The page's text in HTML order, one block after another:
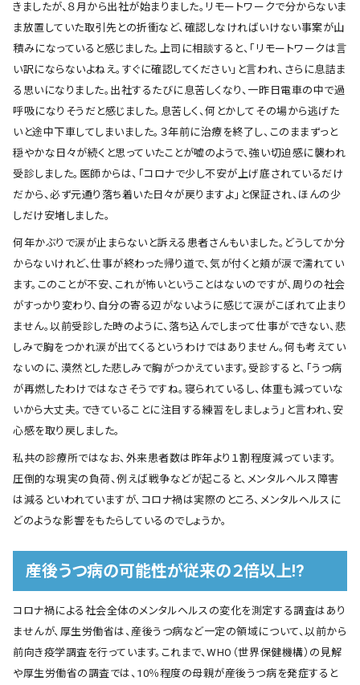
きましたが、８月から出社が始まりました。リモートワークで分からないま
ま放置していた取引先との折衝など、確認しなければいけない事案が山
積みになっていると感じました。上司に相談すると、「リモートワークは言
い訳にならないよねえ。すぐに確認してください」と言われ、さらに息詰ま
る思いになりました。出社するたびに息苦しくなり、一昨日電車の中で過
呼吸になりそうだと感じました。息苦しく、何とかしてその場から逃げた
いと途中下車してしまいました。３年前に治療を終了し、このままずっと
穏やかな日々が続くと思っていたことが嘘のようで、強い切迫感に襲われ
受診しました。医師からは、「コロナで少し不安が上げ底されているだけ
だから、必ず元通り落ち着いた日々が戻りますよ」と保証され、ほんの少
しだけ安堵しました。
何年かぶりで涙が止まらないと訴える患者さんもいました。どうしてか分
からないけれど、仕事が終わった帰り道で、気が付くと頬が涙で濡れてい
ます。このことが不安、これが怖いということはないのですが、周りの社会
がすっかり変わり、自分の寄る辺がないように感じて涙がこぼれて止まり
ません。以前受診した時のように、落ち込んでしまって仕事ができない、悲
しみで胸をつかれ涙が出てくるというわけではありません。何も考えてい
ないのに、漠然とした悲しみで胸がつかえています。受診すると、「うつ病
が再燃したわけではなさそうですね。寝られているし、体重も減っていな
いから大丈夫。できていることに注目する練習をしましょう」と言われ、安
心感を取り戻しました。
私共の診療所ではなお、外来患者数は昨年より１割程度減っています。
圧倒的な現実の負荷、例えば戦争などが起こると、メンタルヘルス障害
は減るといわれていますが、コロナ禍は実際のところ、メンタルヘルスに
どのような影響をもたらしているのでしょうか。
産後うつ病の可能性が従来の２倍以上!?
コロナ禍による社会全体のメンタルヘルスの変化を測定する調査はあり
ませんが、厚生労働省は、産後うつ病など一定の領域について、以前から
前向き疫学調査を行っています。これまで、WHO（世界保健機構）の見解
や厚生労働省の調査では、10％程度の母親が産後うつ病を発症すると